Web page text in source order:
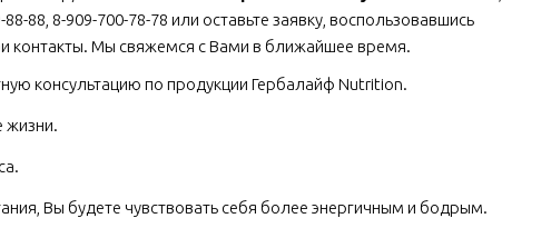
88, 8-909-700-78-78 или оставьте заявку, воспользовавшись
контакты. Мы свяжемся с Вами в ближайшее время.
консультацию по продукции Гербалайф Nutrition.
жизни.
Вы будете чувствовать себя более энергичным и бодрым.